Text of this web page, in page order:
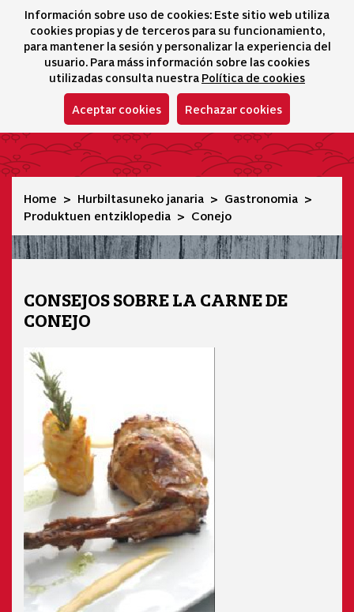
Información sobre uso de cookies: Este sitio web utiliza
cookies propias y de terceros para su funcionamiento,
para mantener la sesión y personalizar la experiencia del
usuario. Para máss información sobre las cookies
utilizadas consulta nuestra Política de cookies
Aceptar cookies Rechazar cookies
Hizkuntza-
icono
Conejo
Home Hurbiltasuneko janaria
Gastronomia
Produktuen entziklopedia
Conejo
CONSEJOS SOBRE LA CARNE DE
CONEJO